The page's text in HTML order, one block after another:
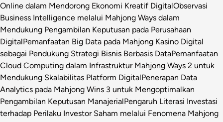
Online dalam Mendorong Ekonomi Kreatif DigitalObservasi
Business Intelligence melalui Mahjong Ways dalam
Mendukung Pengambilan Keputusan pada Perusahaan
DigitalPemanfaatan Big Data pada Mahjong Kasino Digital
sebagai Pendukung Strategi Bisnis Berbasis DataPemanfaatan
Cloud Computing dalam Infrastruktur Mahjong Ways 2 untuk
Mendukung Skalabilitas Platform DigitalPenerapan Data
Analytics pada Mahjong Wins 3 untuk Mengoptimalkan
Pengambilan Keputusan ManajerialPengaruh Literasi Investasi
terhadap Perilaku Investor Saham melalui Fenomena Mahjong